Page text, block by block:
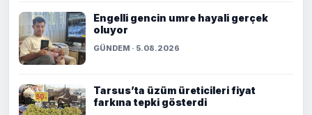
Engelli gencin umre hayali gerçek
oluyor
GÜNDEM · 5.08.2026
Tarsus’ta üzüm üreticileri fiyat
farkına tepki gösterdi